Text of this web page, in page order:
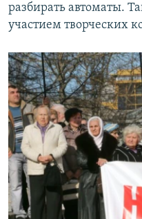
разбирать автоматы.
участием творческих